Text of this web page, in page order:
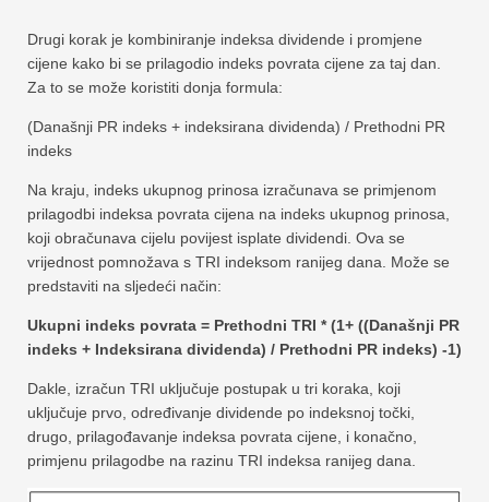
Drugi korak je kombiniranje indeksa dividende i promjene
cijene kako bi se prilagodio indeks povrata cijene za taj dan.
Za to se može koristiti donja formula:
(Današnji PR indeks + indeksirana dividenda) / Prethodni PR
indeks
Na kraju, indeks ukupnog prinosa izračunava se primjenom
prilagodbi indeksa povrata cijena na indeks ukupnog prinosa,
koji obračunava cijelu povijest isplate dividendi. Ova se
vrijednost pomnožava s TRI indeksom ranijeg dana. Može se
predstaviti na sljedeći način:
Ukupni indeks povrata = Prethodni TRI * (1+ ((Današnji PR
indeks + Indeksirana dividenda) / Prethodni PR indeks) -1)
Dakle, izračun TRI uključuje postupak u tri koraka, koji
uključuje prvo, određivanje dividende po indeksnoj točki,
drugo, prilagođavanje indeksa povrata cijene, i konačno,
primjenu prilagodbe na razinu TRI indeksa ranijeg dana.